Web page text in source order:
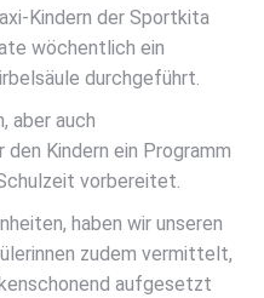
Kindern der Sportkita
wöchentlich ein
durchgeführt.
aber auch
Kindern ein Programm
vorbereitet.
haben wir unseren
zudem vermittelt,
aufgesetzt